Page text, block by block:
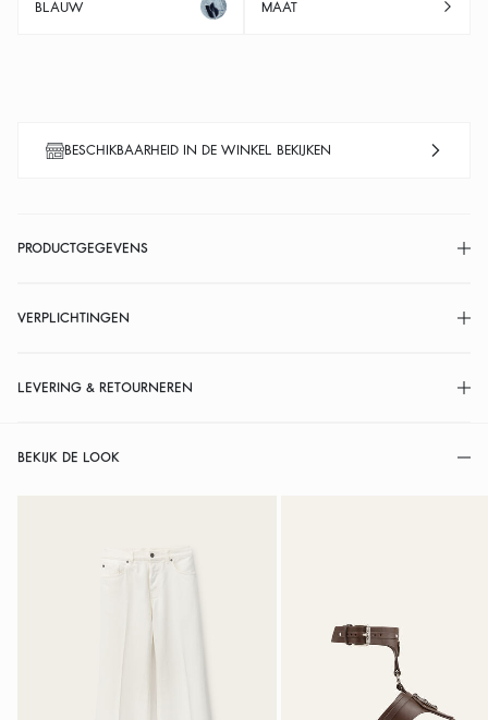
BLAUW MAAT
BESCHIKBAARHEID IN DE WINKEL BEKIJKEN
PRODUCTGEGEVENS
VERPLICHTINGEN
LEVERING & RETOURNEREN
BEKIJK DE LOOK